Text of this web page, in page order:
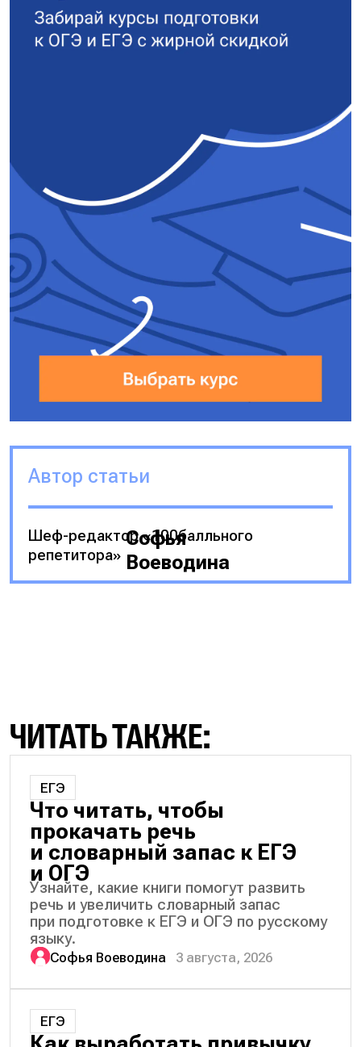
Автор статьи
Софья
Воеводина
Шеф-редактор «100балльного
репетитора»
ЧИТАТЬ ТАКЖЕ:
ЕГЭ
Что читать, чтобы
прокачать речь
и словарный запас к ЕГЭ
и ОГЭ
Узнайте, какие книги помогут развить
речь и увеличить словарный запас
при подготовке к ЕГЭ и ОГЭ по русскому
языку.
Софья Воеводина 3 августа, 2026
ЕГЭ